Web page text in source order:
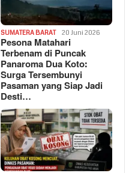
SUMATERA BARAT 20 Juni 2026
Pesona Matahari
Terbenam di Puncak
Panaroma Dua Koto:
Surga Tersembunyi
Pasaman yang Siap Jadi
Desti…